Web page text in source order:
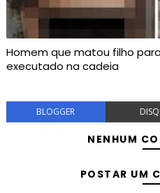
Homem que matou filho
executado na cadeia
BLOGGER
NENHUM
POSTAR UM